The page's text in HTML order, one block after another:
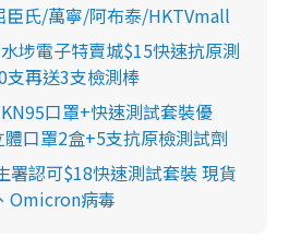
臣氏/萬寧/阿布泰/HKTVmall
埗電子特賣城$15快速抗原測
支再送3支檢測棒
口罩+快速測試套裝優
口罩2盒+5支抗原檢測試劑
署認可$18快速測試套裝 現貨
Omicron病毒